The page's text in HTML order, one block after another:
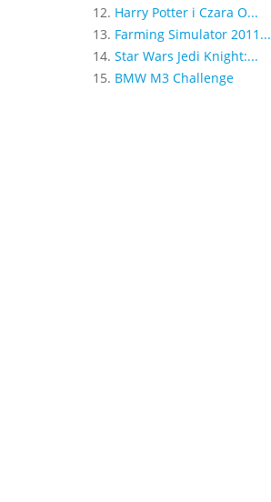
12. Harry Potter i Czara O...
13. Farming Simulator 2011...
14. Star Wars Jedi Knight:...
15. BMW M3 Challenge